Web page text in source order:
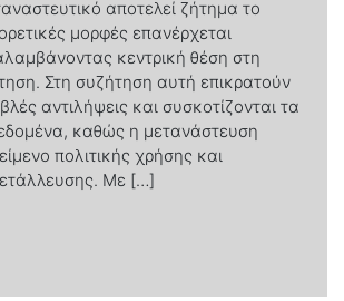
αποτελεί ζήτημα το
μορφές επανέρχεται
κεντρική θέση στη
Στη συζήτηση αυτή επικρατούν
αντιλήψεις και συσκοτίζονται τα
καθώς η μετανάστευση
πολιτικής χρήσης και
Με […]